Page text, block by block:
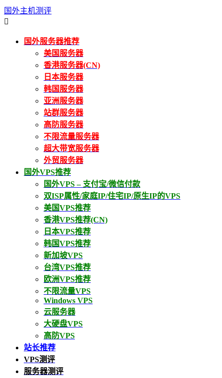
国外主机测评

国外服务器推荐
美国服务器
香港服务器(CN)
日本服务器
韩国服务器
亚洲服务器
站群服务器
高防服务器
不限流量服务器
超大带宽服务器
外贸服务器
国外VPS推荐
国外VPS – 支付宝/微信付款
双ISP属性/家庭IP/住宅IP/原生IP的VPS
美国VPS推荐
香港VPS推荐(CN)
日本VPS推荐
韩国VPS推荐
新加坡VPS
台湾VPS推荐
欧洲VPS推荐
不限流量VPS
Windows VPS
云服务器
大硬盘VPS
高防VPS
站长推荐
VPS测评
服务器测评